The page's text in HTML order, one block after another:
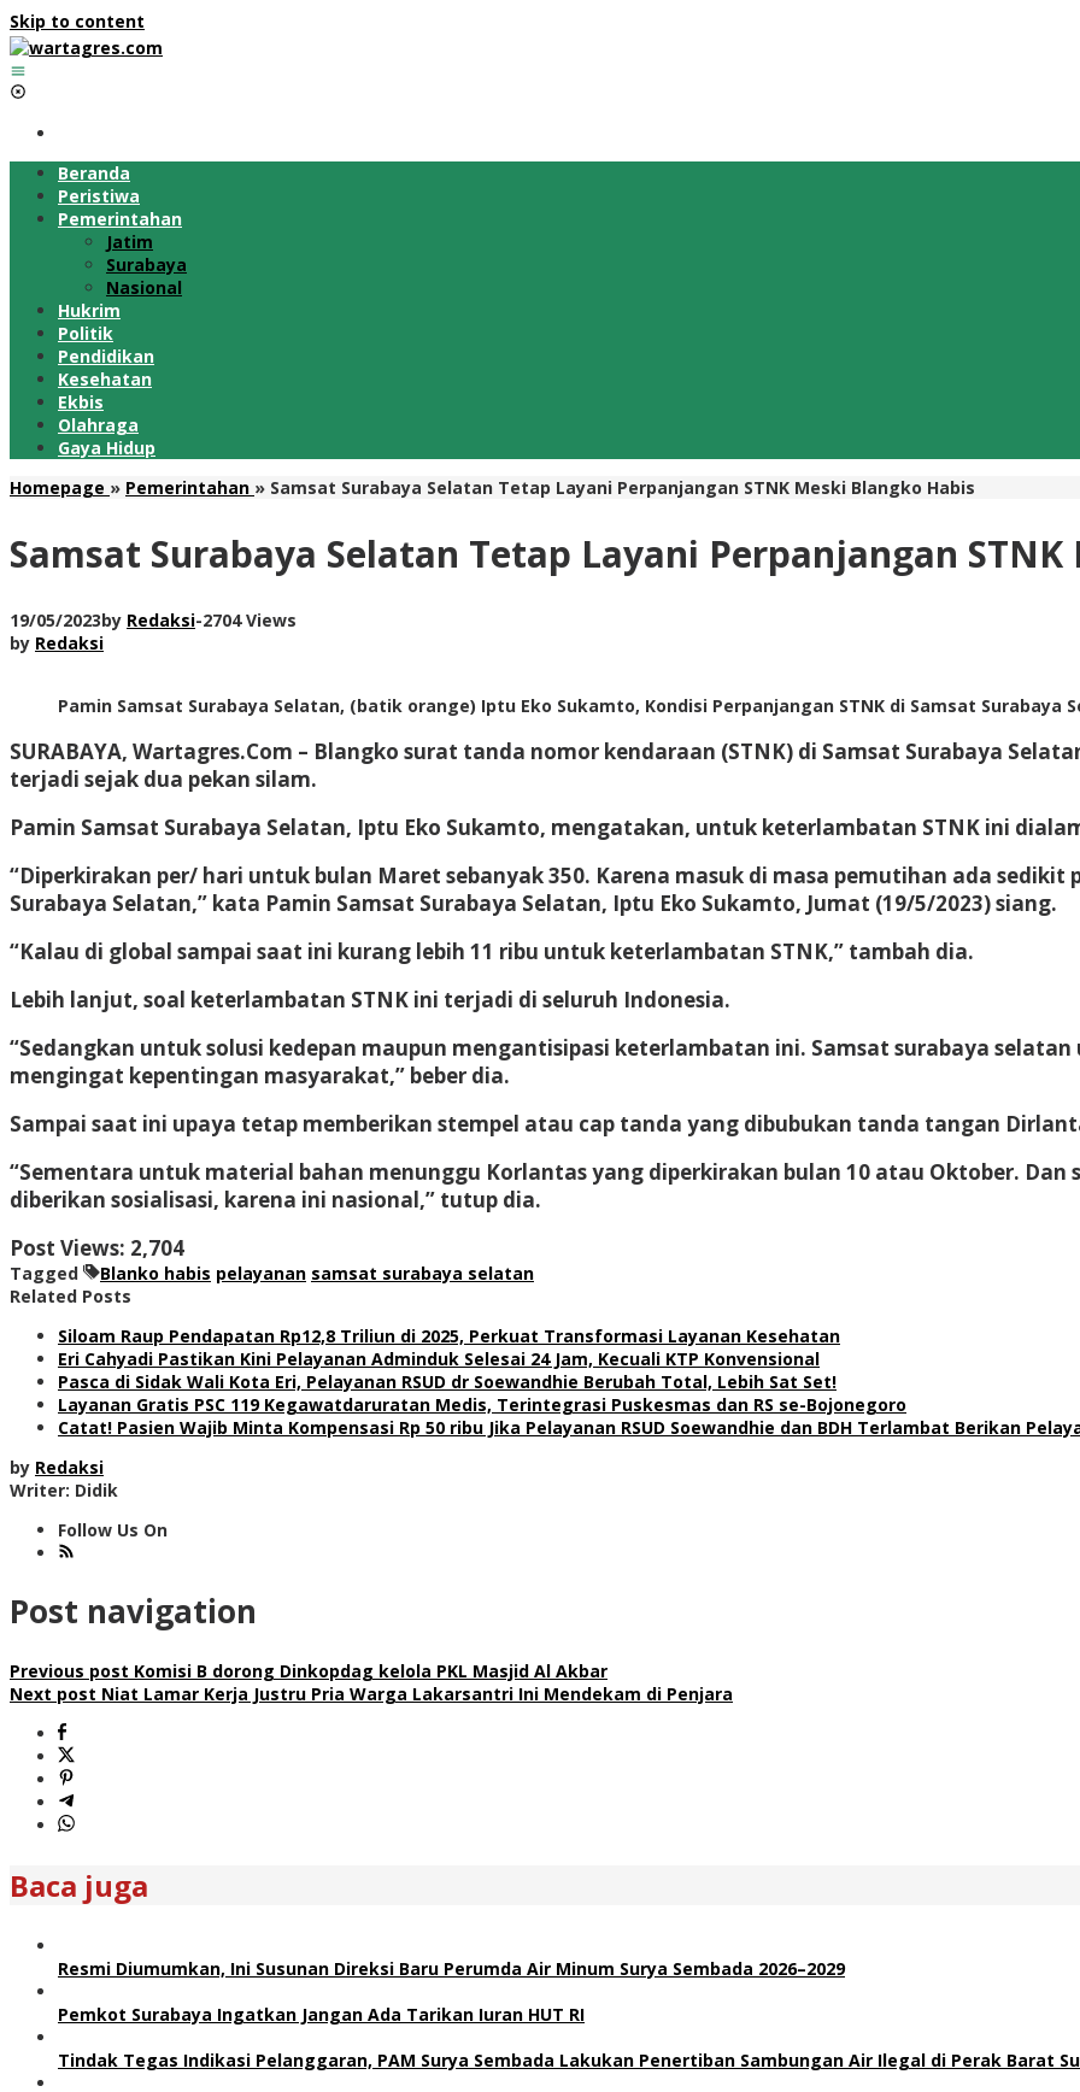
Skip to content
Beranda
Peristiwa
Pemerintahan
Jatim
Surabaya
Nasional
Hukrim
Politik
Pendidikan
Kesehatan
Ekbis
Olahraga
Gaya Hidup
Homepage » Pemerintahan » Samsat Surabaya Selatan Tetap Layani Perpanjangan STNK Meski Blangko Habis
Samsat Surabaya Selatan Tetap Layani Perpanjangan
19/05/2023by Redaksi-2704 Views
by Redaksi
Pamin Samsat Surabaya Selatan, (batik orange) Iptu Eko Sukamto, Kondisi Perpanjangan STNK di Samsat Surabaya
SURABAYA, Wartagres.Com – Blangko surat tanda nomor kendaraan (STNK) di Samsat Surabaya
terjadi sejak dua pekan silam.
Pamin Samsat Surabaya Selatan, Iptu Eko Sukamto, mengatakan, untuk keterlambatan STNK ini
“Diperkirakan per/ hari untuk bulan Maret sebanyak 350. Karena masuk di masa pemutihan ada
Surabaya Selatan,” kata Pamin Samsat Surabaya Selatan, Iptu Eko Sukamto, Jumat (19/5/2023) siang.
“Kalau di global sampai saat ini kurang lebih 11 ribu untuk keterlambatan STNK,” tambah dia.
Lebih lanjut, soal keterlambatan STNK ini terjadi di seluruh Indonesia.
“Sedangkan untuk solusi kedepan maupun mengantisipasi keterlambatan ini. Samsat surabaya
mengingat kepentingan masyarakat,” beber dia.
Sampai saat ini upaya tetap memberikan stempel atau cap tanda yang dibubukan tanda tangan
“Sementara untuk material bahan menunggu Korlantas yang diperkirakan bulan 10 atau Oktober.
diberikan sosialisasi, karena ini nasional,” tutup dia.
Post Views: 2,704
Tagged Blanko habis pelayanan samsat surabaya selatan
Related Posts
Siloam Raup Pendapatan Rp12,8 Triliun di 2025, Perkuat Transformasi Layanan Kesehatan
Eri Cahyadi Pastikan Kini Pelayanan Adminduk Selesai 24 Jam, Kecuali KTP Konvensional
Pasca di Sidak Wali Kota Eri, Pelayanan RSUD dr Soewandhie Berubah Total, Lebih Sat Set!
Layanan Gratis PSC 119 Kegawatdaruratan Medis, Terintegrasi Puskesmas dan RS se-Bojonegoro
Catat! Pasien Wajib Minta Kompensasi Rp 50 ribu Jika Pelayanan RSUD Soewandhie dan BDH Terlambat Berikan
by Redaksi
Writer: Didik
Follow Us On
Post navigation
Previous post Komisi B dorong Dinkopdag kelola PKL Masjid Al Akbar
Next post Niat Lamar Kerja Justru Pria Warga Lakarsantri Ini Mendekam di Penjara
Baca juga
Resmi Diumumkan, Ini Susunan Direksi Baru Perumda Air Minum Surya Sembada 2026–2029
Pemkot Surabaya Ingatkan Jangan Ada Tarikan Iuran HUT RI
Tindak Tegas Indikasi Pelanggaran, PAM Surya Sembada Lakukan Penertiban Sambungan Air Ilegal di Perak Barat